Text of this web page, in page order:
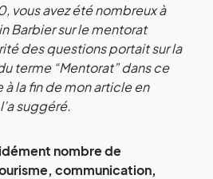
vous avez été nombreux à
Barbier sur le mentorat
des questions portait sur la
terme “Mentorat” dans ce
à la fin de mon article en
suggéré.
nombre de
communication,